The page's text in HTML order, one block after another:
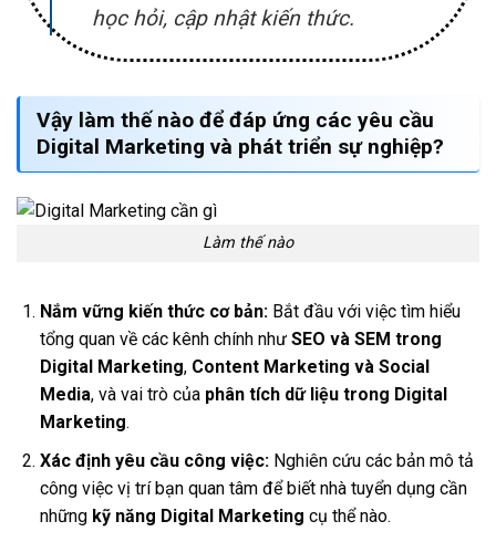
học hỏi, cập nhật kiến thức.
Vậy làm thế nào để đáp ứng các yêu cầu
Digital Marketing và phát triển sự nghiệp?
Làm thế nào
Nắm vững kiến thức cơ bản:Bắt đầu với việc tìm hiểu
tổng quan về các kênh chính như SEO và SEM trong
Digital Marketing, Content Marketing và Social
Media, và vai trò của phân tích dữ liệu trong Digital
Marketing.
Xác định yêu cầu công việc:Nghiên cứu các bản mô tả
công việc vị trí bạn quan tâm để biết nhà tuyển dụng cần
những kỹ năng Digital Marketing cụ thể nào.